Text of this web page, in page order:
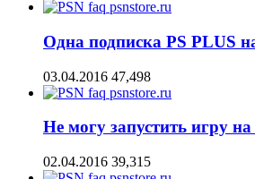
Одна подписка PS PLUS
03.04.2016 47,498
Не могу запустить игру
02.04.2016 39,315